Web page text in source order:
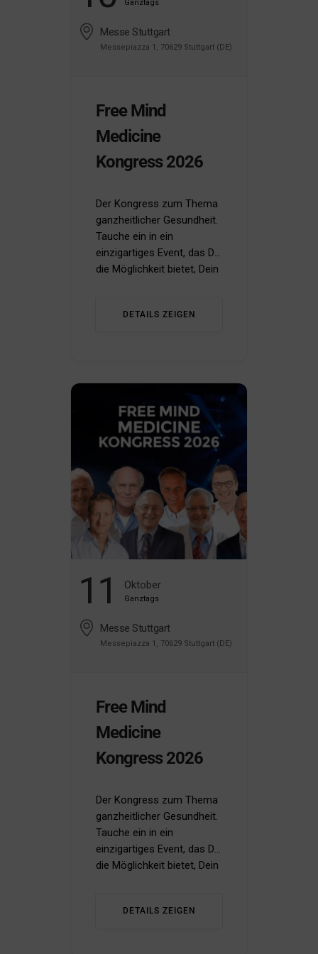
Ganztags
Messe Stuttgart
Messepiazza 1, 70629 Stuttgart (DE)
Free Mind
Medicine
Kongress 2026
Der Kongress zum Thema
ganzheitlicher Gesundheit.
Tauche ein in ein
einzigartiges Event, das Dir
die Möglichkeit bietet, Dein
neues Level zu bringen. ...
DETAILS ZEIGEN
11 Oktober
Ganztags
Messe Stuttgart
Messepiazza 1, 70629 Stuttgart (DE)
Free Mind
Medicine
Kongress 2026
Der Kongress zum Thema
ganzheitlicher Gesundheit.
Tauche ein in ein
einzigartiges Event, das Dir
die Möglichkeit bietet, Dein
neues Level zu bringen. ...
DETAILS ZEIGEN